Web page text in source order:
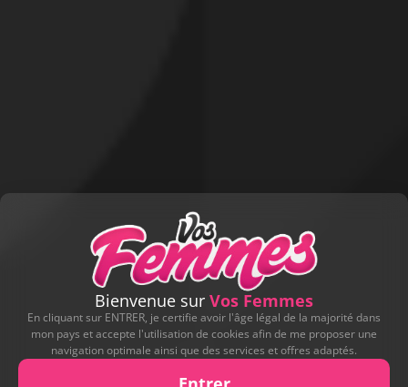
Bienvenue sur Vos Femmes
En cliquant sur ENTRER, je certifie avoir l'âge légal de la majorité dans
mon pays et accepte l'utilisation de cookies afin de me proposer une
navigation optimale ainsi que des services et offres adaptés.